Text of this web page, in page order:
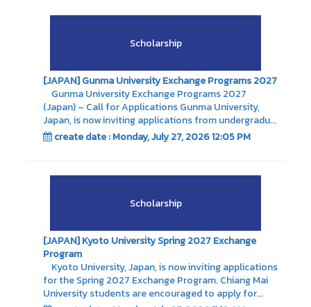
Scholarship
[JAPAN] Gunma University Exchange Programs 2027
Gunma University Exchange Programs 2027
(Japan) – Call for Applications Gunma University,
Japan, is now inviting applications from undergradu...
create date : Monday, July 27, 2026 12:05 PM
Scholarship
[JAPAN] Kyoto University Spring 2027 Exchange
Program
Kyoto University, Japan, is now inviting applications
for the Spring 2027 Exchange Program. Chiang Mai
University students are encouraged to apply for...